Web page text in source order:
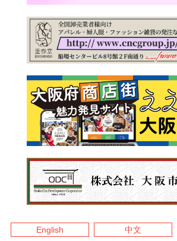
English 中文